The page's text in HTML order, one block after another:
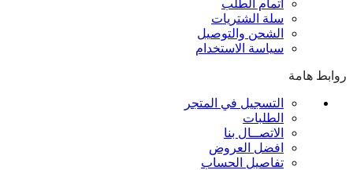
اتمام الطلب
سلة الشتريات
الشحن والتوصيل
سياسة الاستخدام
روابط هامة
التسجيل في المتجر
الطلبات
الاتصــال بنا
افضل العروض
تفاصيل الحساب